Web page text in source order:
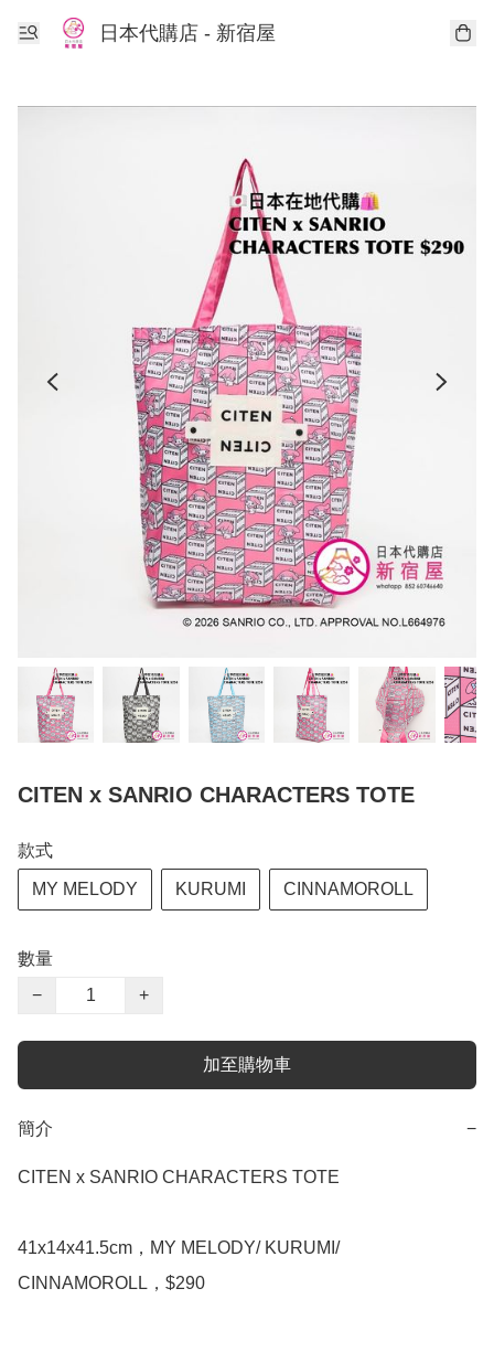
日本代購店 - 新宿屋
CITEN x SANRIO CHARACTERS TOTE
款式
MY MELODY KURUMI CINNAMOROLL
數量
−
+
加至購物車
簡介 −
CITEN x SANRIO CHARACTERS TOTE
41x14x41.5cm，MY MELODY/ KURUMI/
CINNAMOROLL，$290